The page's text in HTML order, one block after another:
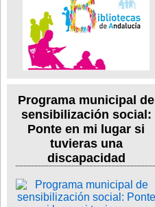
Programa municipal de
sensibilización social:
Ponte en mi lugar si
tuvieras una
discapacidad